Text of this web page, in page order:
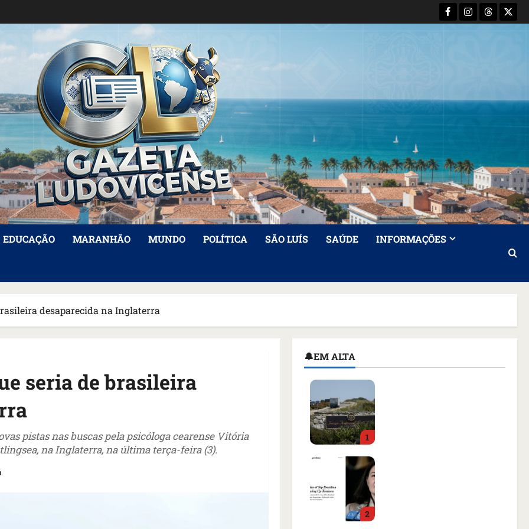
Facebook
Instagram
Threads
X-
EDUCAÇÃO MARANHÃO MUNDO POLÍTICA SÃO LUÍS SAÚDE INFORMAÇÕES
desaparecida na Inglaterra
seria de brasileira
pistas nas buscas pela psicóloga cearense Vitória
na Inglaterra, na última terça-feira (3).
🔔EM ALTA
1
2